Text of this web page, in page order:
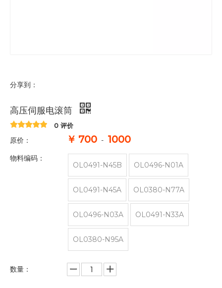
分享到：
高压伺服电滚筒
0 评价
原价： ￥ 700 - 1000
物料编码：
OL0491-N45B OL0496-N01A
OL0491-N45A OL0380-N77A
OL0496-N03A OL0491-N33A
OL0380-N95A
数量：